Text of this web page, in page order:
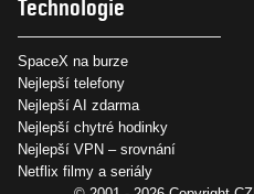
Technologie
SpaceX na burze
Nejlepší telefony
Nejlepší AI zdarma
Nejlepší chytré hodinky
Nejlepší VPN – srovnání
Netflix filmy a seriály